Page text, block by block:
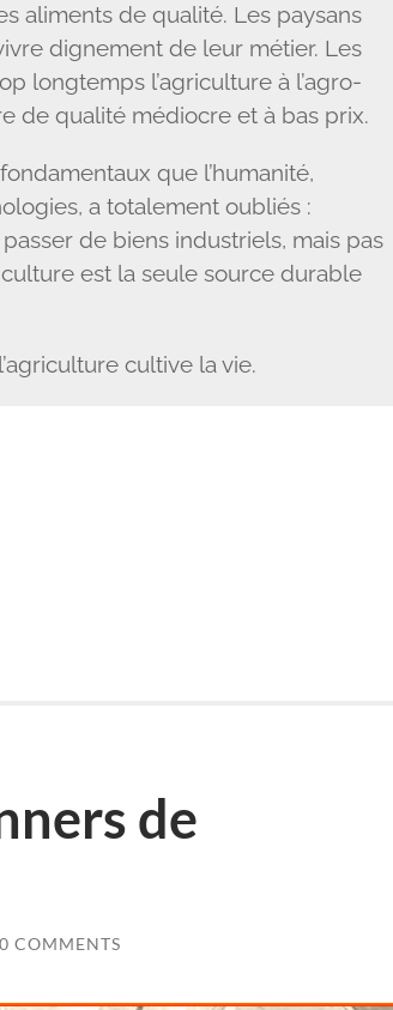
aliments de qualité. Les paysans
dignement de leur métier. Les
longtemps l’agriculture à l’agro-
de qualité médiocre et à bas prix.
que l’humanité,
a totalement oubliés :
de biens industriels, mais pas
est la seule source durable
cultive la vie.
de
0 COMMENTS